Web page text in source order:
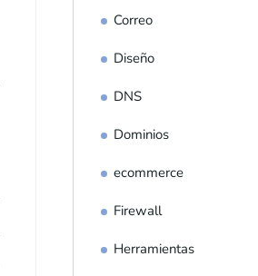
Correo
Diseño
DNS
Dominios
ecommerce
Firewall
Herramientas